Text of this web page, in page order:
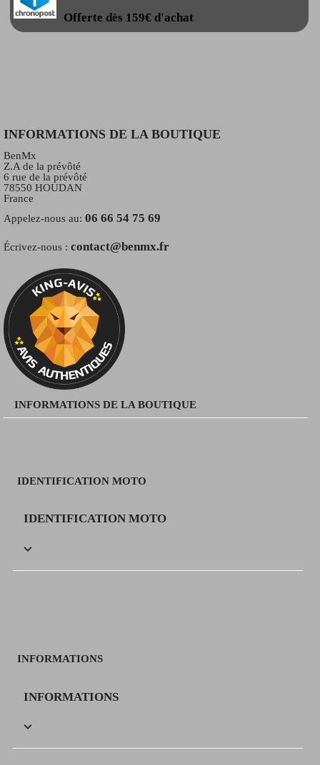
Offerte dès 159€ d'achat
INFORMATIONS DE LA BOUTIQUE
BenMx
Z.A de la prévôté
6 rue de la prévôté
78550 HOUDAN
France
Appelez-nous au: 06 66 54 75 69
Écrivez-nous : contact@benmx.fr
INFORMATIONS DE LA BOUTIQUE
IDENTIFICATION MOTO
IDENTIFICATION MOTO

INFORMATIONS
INFORMATIONS
